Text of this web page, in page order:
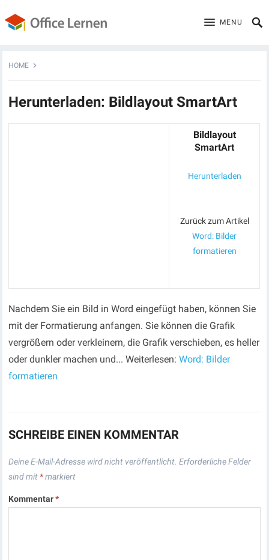
MENU
HOME
Herunterladen: Bildlayout SmartArt
Bildlayout
SmartArt
Herunterladen
Zurück zum Artikel
Word: Bilder
formatieren
Nachdem Sie ein Bild in Word eingefügt haben, können Sie
mit der Formatierung anfangen. Sie können die Grafik
vergrößern oder verkleinern, die Grafik verschieben, es heller
oder dunkler machen und... Weiterlesen:Word: Bilder
formatieren
SCHREIBE EINEN KOMMENTAR
Deine E-Mail-Adresse wird nicht veröffentlicht. Erforderliche Felder
sind mit *markiert
Kommentar*